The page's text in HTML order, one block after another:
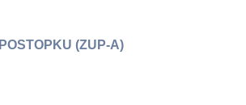
(ZUP-A)